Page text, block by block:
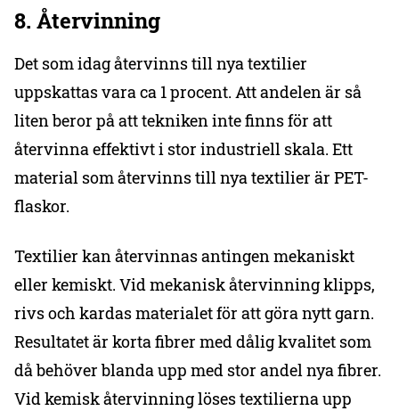
8. Återvinning
Det som idag återvinns till nya textilier
uppskattas vara ca 1 procent. Att andelen är så
liten beror på att tekniken inte finns för att
återvinna effektivt i stor industriell skala. Ett
material som återvinns till nya textilier är PET-
flaskor.
Textilier kan återvinnas antingen mekaniskt
eller kemiskt. Vid mekanisk återvinning klipps,
rivs och kardas materialet för att göra nytt garn.
Resultatet är korta fibrer med dålig kvalitet som
då behöver blanda upp med stor andel nya fibrer.
Vid kemisk återvinning löses textilierna upp